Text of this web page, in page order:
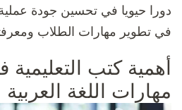
دورا حيويا في تحسين جودة عملية
في تطوير مهارات الطلاب
أهمية كتب التعليمية
مهارات اللغة